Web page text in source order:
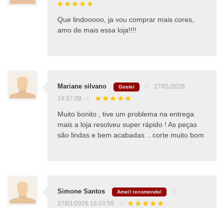
Que lindooooo, ja vou comprar mais cores,
amo de mais essa loja!!!!
Mariane silvano Gostei
27/01/2026
19:37:09
Muito bonito , tive um problema na entrega
mais a loja resolveu super rápido ! As peças
são lindas e bem acabadas .. corte muito bom
Simone Santos Amei! recomendo!
27/01/2026 16:03:59